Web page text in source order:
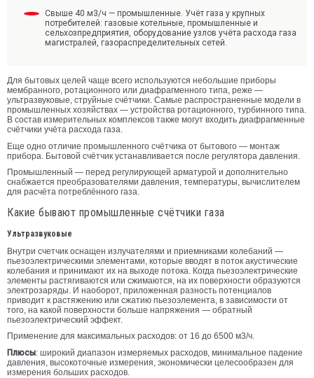
Свыше 40 м3/ч — промышленные. Учёт газа у крупных
потребителей: газовые котельные, промышленные и
сельхозпредприятия, оборудование узлов учёта расхода газа
магистралей, газораспределительных сетей.
Для бытовых целей чаще всего используются небольшие приборы
мембранного, ротационного или диафрагменного типа, реже —
ультразвуковые, струйные счётчики. Самые распространенные модели в
промышленных хозяйствах — устройства ротационного, турбинного типа.
В состав измерительных комплексов также могут входить диафрагменные
счётчики учёта расхода газа.
Еще одно отличие промышленного счётчика от бытового — монтаж
прибора. Бытовой счётчик устанавливается после регулятора давления.
Промышленный — перед регулирующей арматурой и дополнительно
снабжается преобразователями давления, температуры, вычислителем
для расчёта потреблённого газа.
Какие бывают промышленные счётчики газа
Ультразвуковые
Внутри счетчик оснащен излучателями и приемниками колебаний —
пьезоэлектрическими элементами, которые вводят в поток акустические
колебания и принимают их на выходе потока. Когда пьезоэлектрические
элементы растягиваются или сжимаются, на их поверхности образуются
электрозаряды. И наоборот, приложенная разность потенциалов
приводит к растяжению или сжатию пьезоэлемента, в зависимости от
того, на какой поверхности больше напряжения — обратный
пьезоэлектрический эффект.
Применение для максимальных расходов: от 16 до 6500 м3/ч.
Плюсы: широкий диапазон измеряемых расходов, минимальное падение
давления, высокоточные измерения, экономически целесообразен для
измерения больших расходов.